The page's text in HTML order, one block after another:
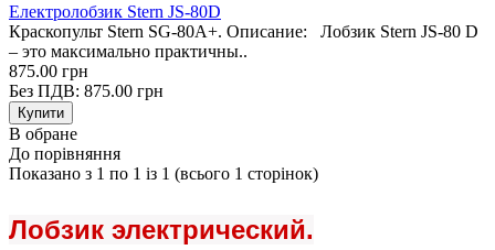
Електролобзик Stern JS-80D
Краскопульт Stern SG-80A+. Описание: Лобзик Stern JS-80 D
– это максимально практичны..
875.00 грн
Без ПДВ: 875.00 грн
В обране
До порівняння
Показано з 1 по 1 із 1 (всього 1 сторінок)
Лобзик электрический.